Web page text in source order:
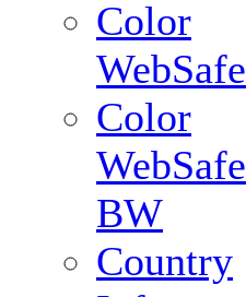
Color
WebSafe
Color
WebSafe
BW
Country